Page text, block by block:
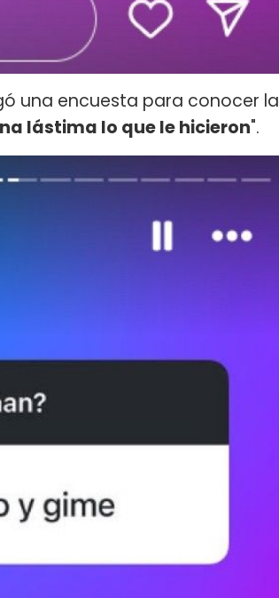
una encuesta para conocer la
lástima lo que le hicieron".